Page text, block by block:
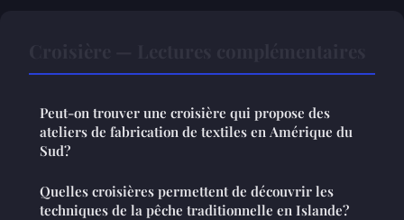
Peut-on trouver une croisière qui propose des
ateliers de fabrication de textiles en Amérique du
Sud?
Quelles croisières permettent de découvrir les
techniques de la pêche traditionnelle en Islande?